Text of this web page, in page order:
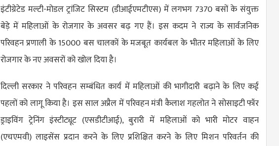
इंटीग्रेटेड मल्टी-मोडल ट्रांजिट सिस्टम (डीआईएमटीएस) में लगभग 7370 बसों के संयुक्त
बेड़े में महिलाओं के रोजगार के अवसर बढ़ गए हैं। इस कदम ने राज्य के सार्वजनिक
परिवहन प्रणाली के 15000 बस चालकों के मजबूत कार्यबल के भीतर महिलाओं के लिए
रोजगार के नए अवसरों को खोल दिया है।
दिल्ली सरकार ने परिवहन सम्बंधित कार्य में महिलाओं की भागीदारी बढ़ाने के लिए कई
पहलों को लागू किया है। इस साल अप्रैल में परिवहन मंत्री कैलाश गहलोत ने सोसाइटी फॉर
ड्राइविंग ट्रेनिंग इंस्टीट्यूट (एसडीटीआई), बुरारी में महिलाओं को भारी मोटर वाहन
(एचएमवी) लाइसेंस प्रदान करने के लिए प्रशिक्षित करने के लिए मिशन परिवर्तन की